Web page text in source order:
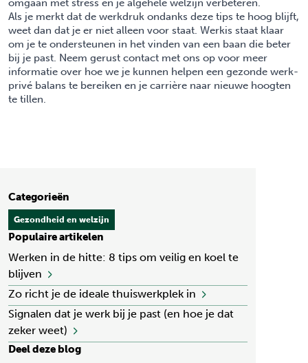
omgaan met stress en je algehele welzijn verbeteren.
Als je merkt dat de werkdruk ondanks deze tips te hoog blijft,
weet dan dat je er niet alleen voor staat. Werkis staat klaar
om je te ondersteunen in het vinden van een baan die beter
bij je past. Neem gerust contact met ons op voor meer
informatie over hoe we je kunnen helpen een gezonde werk-
privé balans te bereiken en je carrière naar nieuwe hoogten
te tillen.
Categorieën
Gezondheid en welzijn
Populaire artikelen
Werken in de hitte: 8 tips om veilig en koel te
blijven
Zo richt je de ideale thuiswerkplek in
Signalen dat je werk bij je past (en hoe je dat
zeker weet)
Deel deze blog